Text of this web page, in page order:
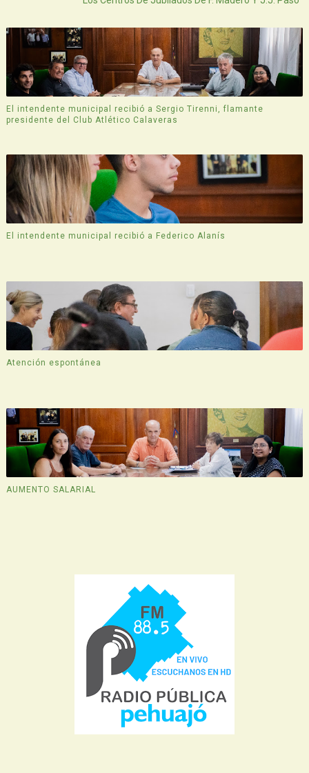
El intendente municipal recibió a Sergio Tirenni, flamante
presidente del Club Atlético Calaveras
El intendente municipal recibió a Federico Alanís
Atención espontánea
AUMENTO SALARIAL